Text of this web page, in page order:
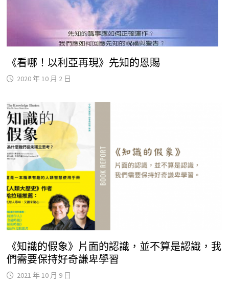
《看哪！以利亞再現》先知的恩賜
2020 年 10 月 2 日
《知識的假象》片面的認識，並不算是認識，我
們需要保持好奇謙卑學習
2021 年 10 月 9 日